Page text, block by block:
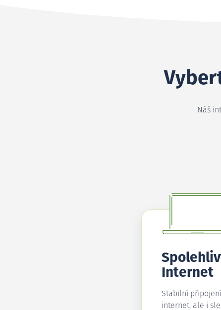
Náš
Internet
Stabilní
internet, ale i